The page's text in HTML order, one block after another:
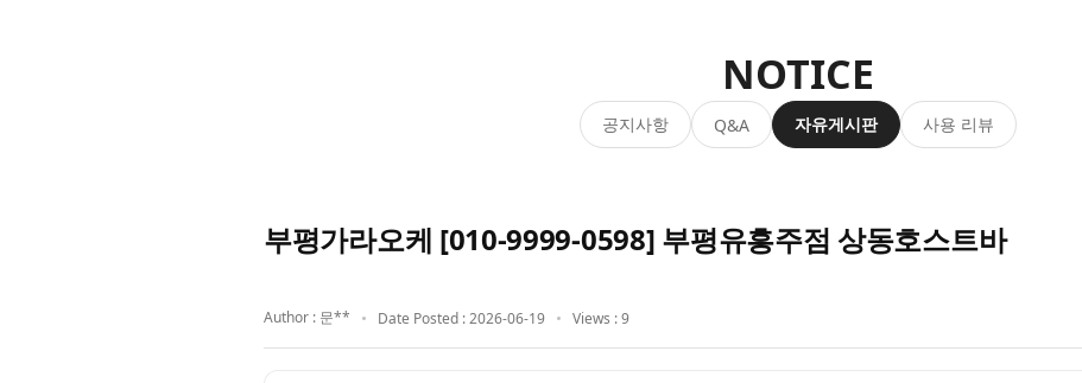
NOTICE
공지사항 Q&A 자유게시판 사용 리뷰
부평가라오케 [010-9999-0598] 부평유흥주점 상동호스트바
Author : 문** Date Posted : 2026-06-19 Views : 9